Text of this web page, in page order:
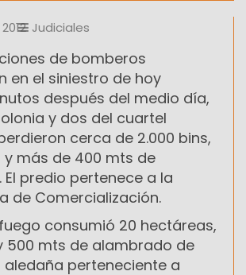
Judiciales
de bomberos
en el siniestro de hoy
después del medio día,
y dos del cuartel
cerca de 2.000 bins,
y más de 400 mts de
predio pertenece a la
de Comercialización.
consumió 20 hectáreas,
500 mts de alambrado de
perteneciente a